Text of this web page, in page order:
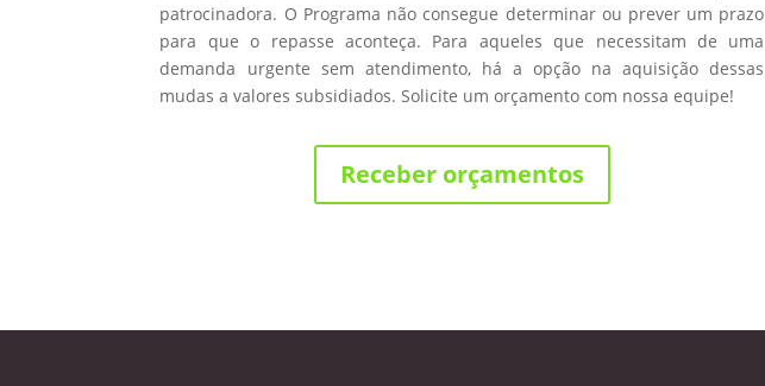
patrocinadora. O Programa não consegue determinar ou prever um prazo
para que o repasse aconteça. Para aqueles que necessitam de uma
demanda urgente sem atendimento, há a opção na aquisição dessas
mudas a valores subsidiados. Solicite um orçamento com nossa equipe!
Receber orçamentos